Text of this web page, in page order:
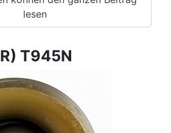
lesen
T945N